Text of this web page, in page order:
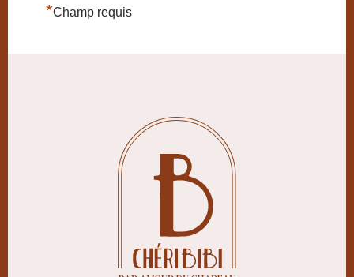
*Champ requis